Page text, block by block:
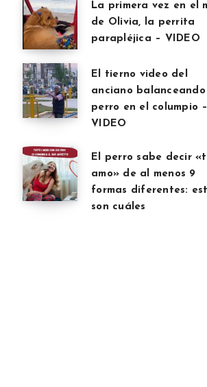
La primera vez en el
de Olivia, la perrita
parapléjica – VIDEO
El tierno video del
anciano
perro en el columpio –
VIDEO
El perro sabe decir
amo» de al menos 9
formas diferentes:
son cuáles